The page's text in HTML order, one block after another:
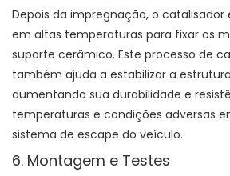
Depois da impregnação, o catalisador
em altas temperaturas para fixar os
suporte cerâmico. Este processo de
também ajuda a estabilizar a
aumentando sua durabilidade e
temperaturas e condições adversas
sistema de escape do veículo.
6. Montagem e Testes